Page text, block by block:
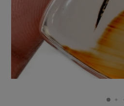
Turquoise